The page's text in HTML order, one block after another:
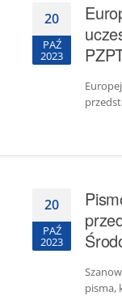
20
PAŹ
2023
20
PAŹ
2023
pisma,